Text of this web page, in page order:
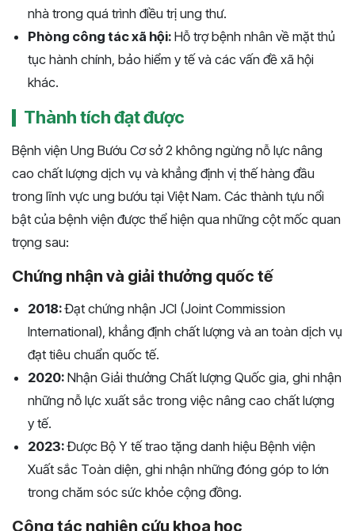
nhà trong quá trình điều trị ung thư.
Phòng công tác xã hội: Hỗ trợ bệnh nhân về mặt thủ
tục hành chính, bảo hiểm y tế và các vấn đề xã hội
khác.
Thành tích đạt được
Bệnh viện Ung Bướu Cơ sở 2 không ngừng nỗ lực nâng
cao chất lượng dịch vụ và khẳng định vị thế hàng đầu
trong lĩnh vực ung bướu tại Việt Nam. Các thành tựu nổi
bật của bệnh viện được thể hiện qua những cột mốc quan
trọng sau:
Chứng nhận và giải thưởng quốc tế
2018:Đạt chứng nhận JCI (Joint Commission
International), khẳng định chất lượng và an toàn dịch vụ
đạt tiêu chuẩn quốc tế.
2020: Nhận Giải thưởng Chất lượng Quốc gia, ghi nhận
những nỗ lực xuất sắc trong việc nâng cao chất lượng
y tế.
2023:Được Bộ Y tế trao tặng danh hiệu Bệnh viện
Xuất sắc Toàn diện, ghi nhận những đóng góp to lớn
trong chăm sóc sức khỏe cộng đồng.
Công tác nghiên cứu khoa học